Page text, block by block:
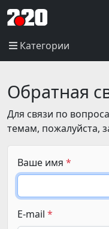
Категории
Обратная
Для связи по
темам, пожалуйста,
Ваше имя
E-mail